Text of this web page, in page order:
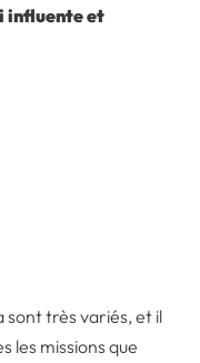
influente et
sont très variés, et il
les missions que